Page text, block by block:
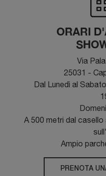
ORARI
Via
25031 -
Dal Lunedì al
A 500 metri dal
Ampio
PRENOTA